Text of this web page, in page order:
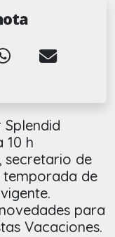
Splendid
10 h
secretario de
temporada de
para
Vacaciones.